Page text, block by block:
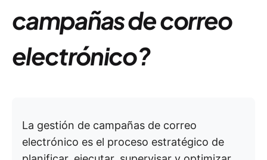
campañas de correo
electrónico?
La gestión de campañas de correo
electrónico es el proceso estratégico de